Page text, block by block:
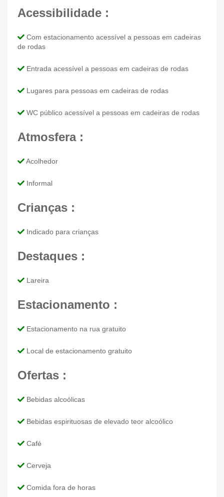
Acessibilidade :
Com estacionamento acessível a pessoas em cadeiras
de rodas
Entrada acessível a pessoas em cadeiras de rodas
Lugares para pessoas em cadeiras de rodas
WC público acessível a pessoas em cadeiras de rodas
Atmosfera :
Acolhedor
Informal
Crianças :
Indicado para crianças
Destaques :
Lareira
Estacionamento :
Estacionamento na rua gratuito
Local de estacionamento gratuito
Ofertas :
Bebidas alcoólicas
Bebidas espirituosas de elevado teor alcoólico
Café
Cerveja
Comida fora de horas